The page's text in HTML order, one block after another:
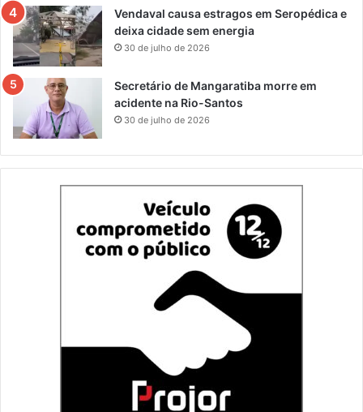
Vendaval causa estragos em Seropédica e
deixa cidade sem energia
30 de julho de 2026
Secretário de Mangaratiba morre em
acidente na Rio-Santos
30 de julho de 2026